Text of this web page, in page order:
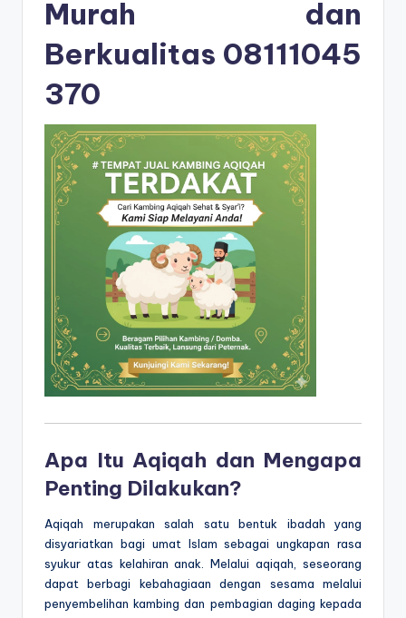
Murah dan
Berkualitas 08111045
370
Apa Itu Aqiqah dan Mengapa
Penting Dilakukan?
Aqiqah merupakan salah satu bentuk ibadah yang
disyariatkan bagi umat Islam sebagai ungkapan rasa
syukur atas kelahiran anak. Melalui aqiqah, seseorang
dapat berbagi kebahagiaan dengan sesama melalui
penyembelihan kambing dan pembagian daging kepada